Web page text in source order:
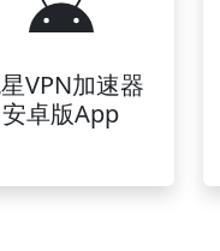
VPN加速器
安卓版App